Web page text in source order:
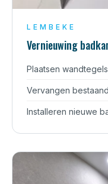
LEMBEKE
Vernieuwing
Plaatsen wandtegels
Vervangen
Installeren nieuwe